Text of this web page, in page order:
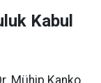
Kabul
Mühip Kanko,